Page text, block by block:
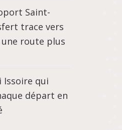
Saint-
trace vers
route plus
Issoire qui
départ en